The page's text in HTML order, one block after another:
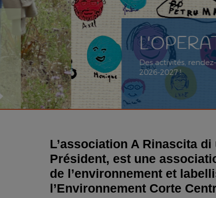
L'OPERATA,
Des activités, rendez-vous, accueils,
2026-2027 !
L’association A Rinascita
Président, est une
de l’environnement et
l’Environnement Corte